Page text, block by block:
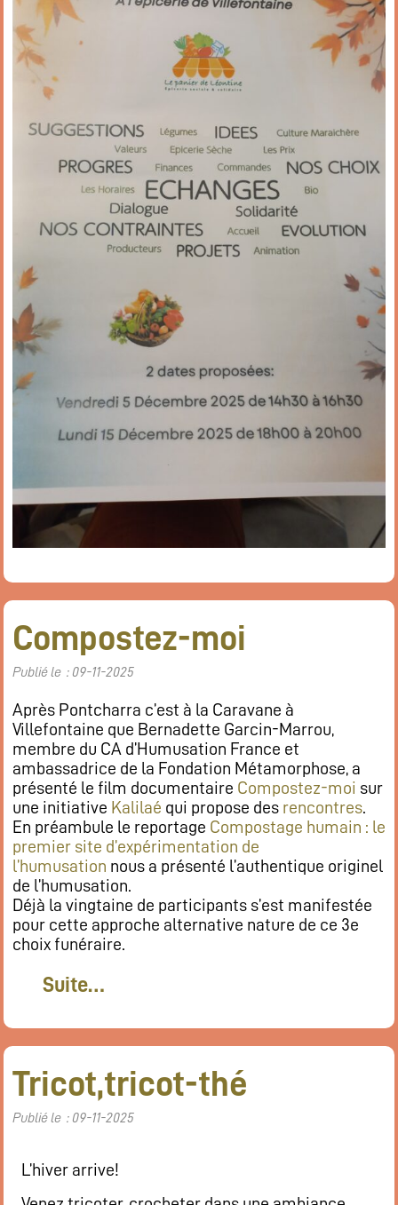
Compostez-moi
Publié le : 09-11-2025
Après Pontcharra c’est à la Caravane à
Villefontaine que Bernadette Garcin-Marrou,
membre du CA d’Humusation France et
ambassadrice de la Fondation Métamorphose, a
présenté le film documentaire Compostez-moi sur
une initiative Kalilaé qui propose des rencontres.
En préambule le reportage Compostage humain : le
premier site d’expérimentation de
l’humusation nous a présenté l’authentique originel
de l’humusation.
Déjà la vingtaine de participants s’est manifestée
pour cette approche alternative nature de ce 3e
choix funéraire.
Suite…
Tricot,tricot-thé
Publié le : 09-11-2025
L’hiver arrive!